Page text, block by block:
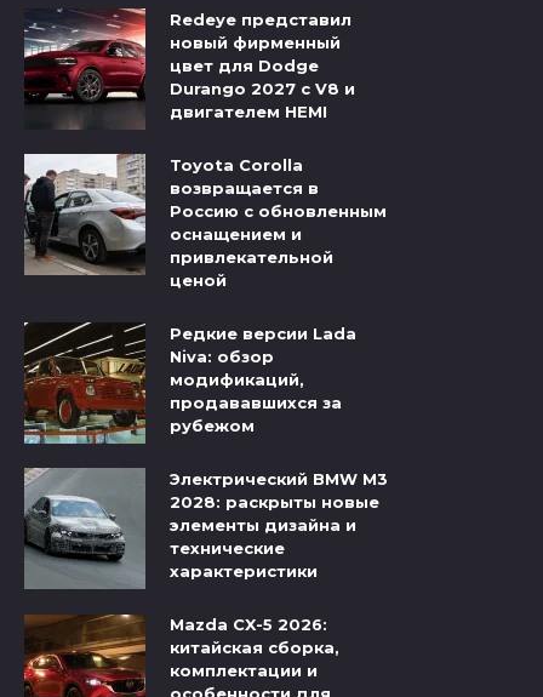
Redeye представил
новый фирменный
цвет для Dodge
Durango 2027 с V8 и
двигателем HEMI
Toyota Corolla
возвращается в
Россию с обновленным
оснащением и
привлекательной
ценой
Редкие версии Lada
Niva: обзор
модификаций,
продававшихся за
рубежом
Электрический BMW M3
2028: раскрыты новые
элементы дизайна и
технические
характеристики
Mazda CX-5 2026:
китайская сборка,
комплектации и